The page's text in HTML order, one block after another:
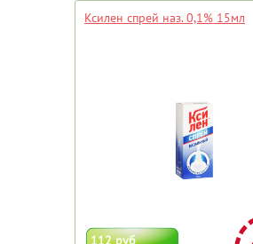
Ксилен спрей наз. 0,1% 15мл
112 руб